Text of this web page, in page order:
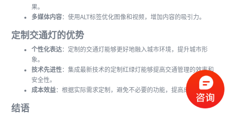
果。
多媒体内容：使用ALT标签优化图像和视频，增加内容的吸引力。
定制交通灯的优势
个性化表达：定制的交通灯能够更好地融入城市环境，提升城市形
象。
技术先进性：集成最新技术的定制红绿灯能够提高交通管理的效率和
安全性。
成本效益：根据实际需求定制，避免不必要的功能，提高成本效益。
结语